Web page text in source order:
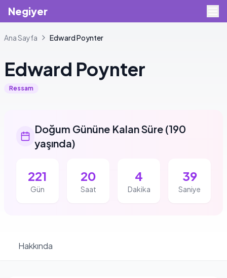
Negiyer
Ana Sayfa EdwardPoynter
Edward Poynter
Ressam
Doğum Gününe Kalan Süre (190
yaşında)
221
Gün
20
Saat
4
Dakika
38
Saniye
Hakkında